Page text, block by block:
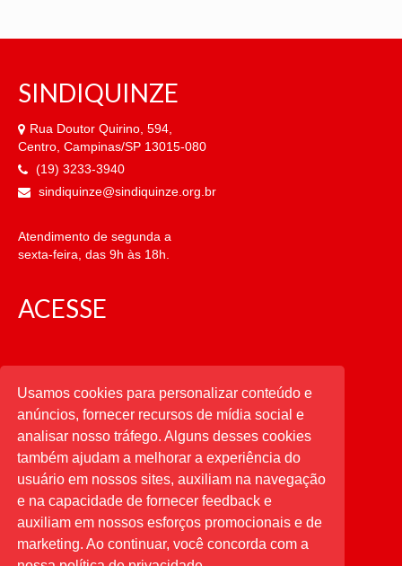
SINDIQUINZE
Rua Doutor Quirino, 594,
Centro, Campinas/SP 13015-080
(19) 3233-3940
sindiquinze@sindiquinze.org.br
Atendimento de segunda a
sexta-feira, das 9h às 18h.
ACESSE
CATEGORIAS
CATEGORIAS
PESQUISAR
Buscar
por:
Usamos cookies para personalizar conteúdo e
anúncios, fornecer recursos de mídia social e
analisar nosso tráfego. Alguns desses cookies
também ajudam a melhorar a experiência do
usuário em nossos sites, auxiliam na navegação
e na capacidade de fornecer feedback e
auxiliam em nossos esforços promocionais e de
marketing. Ao continuar, você concorda com a